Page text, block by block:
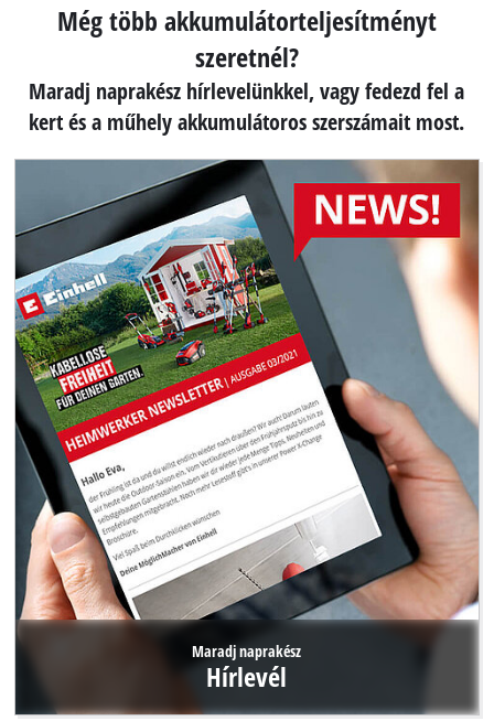
Még több akkumulátorteljesítményt
szeretnél?
Maradj naprakész hírlevelünkkel, vagy fedezd fel a
kert és a műhely akkumulátoros szerszámait most.
Maradj naprakész
Hírlevél